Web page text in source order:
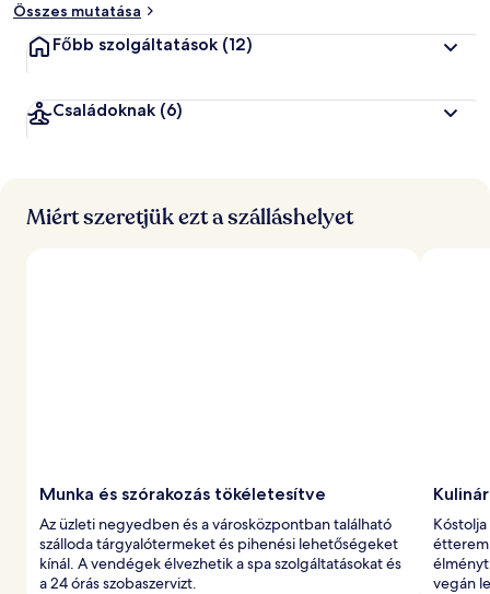
l
e
r
Összes mutatása
Főbb szolgáltatások (12)
Családoknak (6)
Miért szeretjük ezt a szálláshelyet
Munka és szórakozás tökéletesítve
Az üzleti negyedben és a városközpontban található
szálloda tárgyalótermeket és pihenési lehetőségeket
kínál. A vendégek élvezhetik a spa szolgáltatásokat és
a 24 órás szobaszervizt.
vegán